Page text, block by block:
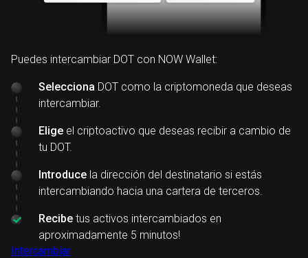
Puedes intercambiar DOT con NOW Wallet:
Selecciona DOT como la criptomoneda que deseas
intercambiar.
Elige el criptoactivo que deseas recibir a cambio de
tu DOT.
Introduce la dirección del destinatario si estás
intercambiando hacia una cartera de terceros.
Recibe tus activos intercambiados en
aproximadamente 5 minutos!
Intercambiar